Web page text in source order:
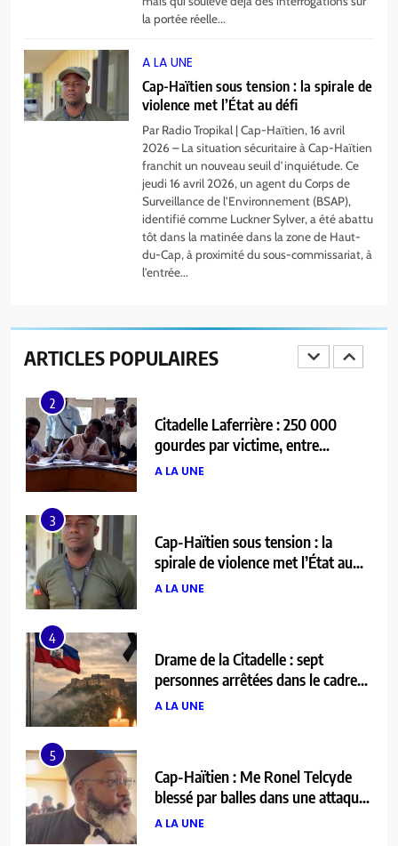
la portée réelle...
A LA UNE
Cap-Haïtien sous tension : la spirale de
violence met l’État au défi
Par Radio Tropikal | Cap-Haïtien, 16 avril
2026 – La situation sécuritaire à Cap-Haïtien
franchit un nouveau seuil d’inquiétude. Ce
jeudi 16 avril 2026, un agent du Corps de
Surveillance de l’Environnement (BSAP),
identifié comme Luckner Sylver, a été abattu
tôt dans la matinée dans la zone de Haut-
du-Cap, à proximité du sous-commissariat, à
l’entrée...
ARTICLES POPULAIRES
la flamme du football local
A LA UNE
Ariana Milagro Lafond triomphe à
la finale du House of Challenge
2026 à Lomé
A LA UNE
Haïti/Humanitaire – Le Barreau du
l’asile communal
2
compassion affichée et réponses
insuffisantes
A LA UNE
défi
A LA UNE
4
de l’enquête
5
armée
A LA UNE
6